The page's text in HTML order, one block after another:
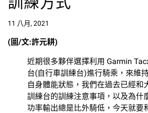
11 八月, 2021
(圖/文:許元耕)
近期很多夥伴選擇利用 Garmin
台(自行車訓練台)進行騎乘，來維
自身體能狀態，我們在過去已經和
訓練台的訓練注意事項，以及為什
功率輸出總是比外騎低，今天就要